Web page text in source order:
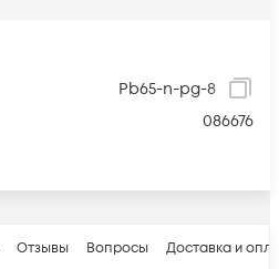
Pb65-n-pg-8
086676
Отзывы Вопросы Доставка и